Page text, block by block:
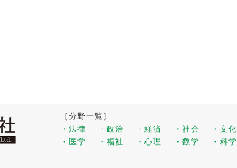
［分野一覧］
・法律
・政治 ・経済 ・社会 ・文化
・医学
・福祉 ・心理 ・数学 ・科学